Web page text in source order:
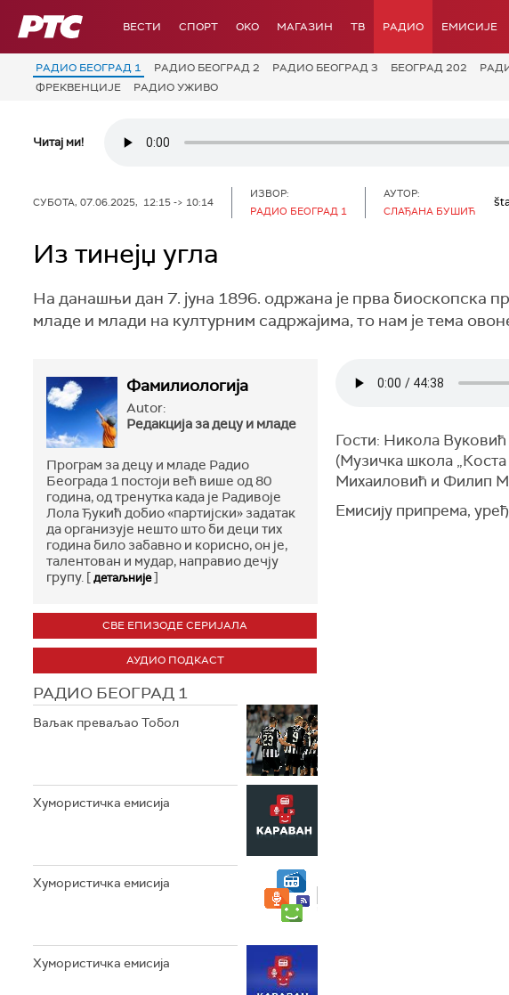
РТС ВЕСТИ СПОРТ OKO МАГАЗИН ТВ РАДИО ЕМИСИЈЕ
РАДИО БЕОГРАД 1 РАДИО БЕОГРАД 2 РАДИО БЕОГРАД 3 БЕОГРАД 202
ФРЕКВЕНЦИЈЕ
РАДИО УЖИВО
Читај ми!
СУБОТА, 07.06.2025, 12:15 -> 10:14
ИЗВОР:
РАДИО БЕОГРАД 1
АУТОР:
СЛАЂАНА БУШИЋ
Из тинејџ угла
На данашњи дан 7. јуна 1896. одржана је прва биоскопска
младе и млади на културним садржајима, то нам је тема
Фамилиологија
Autor:
Редакција за децу и младе
Програм за децу и младе Радио
Београда 1 постоји већ више од 80
година, од тренутка када је Радивоје
Лола Ђукић добио «партијски» задатак
да организује нешто што би деци тих
година било забавно и корисно, он је,
талентован и мудар, направио дечју
групу. [детаљније]
СВЕ ЕПИЗОДЕ СЕРИЈАЛА
АУДИО ПОДКАСТ
РАДИО БЕОГРАД 1
Ваљак преваљао Тобол
Хумористичка емисија
Хумористичка емисија
Хумористичка емисија
Гости: Никола
(Музичка школа
Михаиловић и Филип
Емисију припрема,